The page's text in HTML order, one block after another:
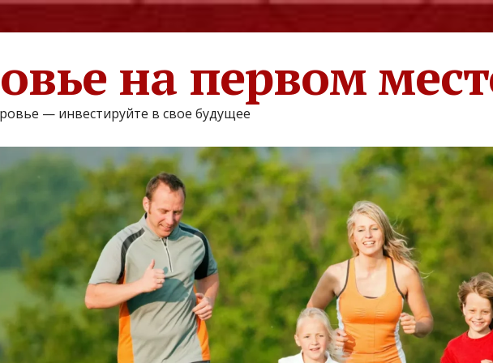
на первом
— инвестируйте в свое будущее